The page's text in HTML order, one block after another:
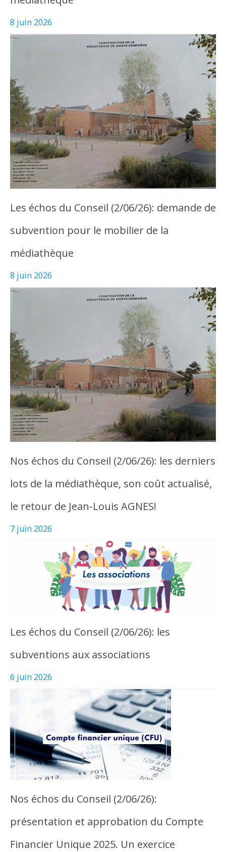
8 juin 2026
Les échos du Conseil (2/06/26): demande de
subvention pour le mobilier de la
médiathèque
8 juin 2026
Nos échos du Conseil (2/06/26): les derniers
lots de la médiathèque, son coût actualisé,
le retour de Jean-Louis AGNES!
7 juin 2026
Les échos du Conseil (2/06/26): les
subventions aux associations
6 juin 2026
Nos échos du Conseil (2/06/26):
présentation et approbation du Compte
Financier Unique 2025. Un exercice